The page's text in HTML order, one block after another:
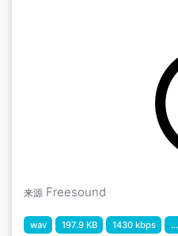
来源 Freesound
wav 197.9 KB 1430 kbps ...